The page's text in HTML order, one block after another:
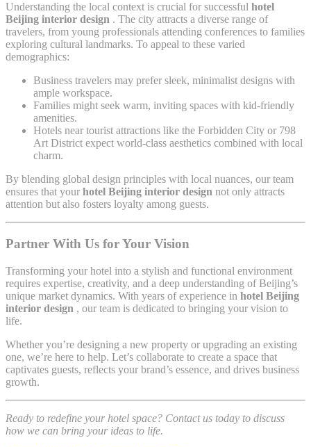
Understanding the local context is crucial for successful hotel
Beijing interior design . The city attracts a diverse range of
travelers, from young professionals attending conferences to families
exploring cultural landmarks. To appeal to these varied
demographics:
Business travelers may prefer sleek, minimalist designs with
ample workspace.
Families might seek warm, inviting spaces with kid-friendly
amenities.
Hotels near tourist attractions like the Forbidden City or 798
Art District expect world-class aesthetics combined with local
charm.
By blending global design principles with local nuances, our team
ensures that your hotel Beijing interior design not only attracts
attention but also fosters loyalty among guests.
Partner With Us for Your Vision
Transforming your hotel into a stylish and functional environment
requires expertise, creativity, and a deep understanding of Beijing’s
unique market dynamics. With years of experience in hotel Beijing
interior design , our team is dedicated to bringing your vision to
life.
Whether you’re designing a new property or upgrading an existing
one, we’re here to help. Let’s collaborate to create a space that
captivates guests, reflects your brand’s essence, and drives business
growth.
Ready to redefine your hotel space? Contact us today to discuss
how we can bring your ideas to life.